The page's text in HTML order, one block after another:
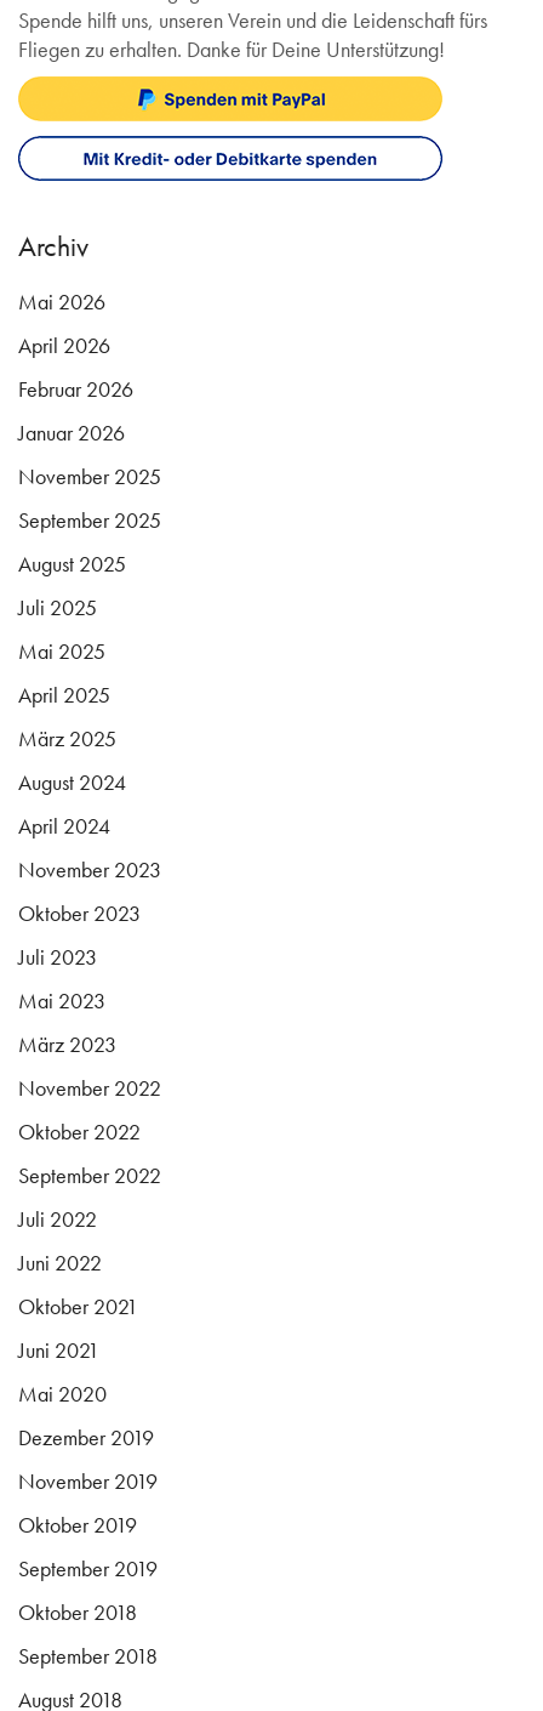
Spende hilft uns, unseren Verein und die Leidenschaft fürs
Fliegen zu erhalten. Danke für Deine Unterstützung!
Archiv
Mai 2026
April 2026
Februar 2026
Januar 2026
November 2025
September 2025
August 2025
Juli 2025
Mai 2025
April 2025
März 2025
August 2024
April 2024
November 2023
Oktober 2023
Juli 2023
Mai 2023
März 2023
November 2022
Oktober 2022
September 2022
Juli 2022
Juni 2022
Oktober 2021
Juni 2021
Mai 2020
Dezember 2019
November 2019
Oktober 2019
September 2019
Oktober 2018
September 2018
August 2018